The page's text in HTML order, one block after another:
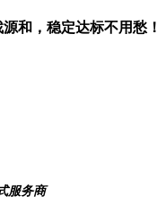
和，稳定达标不用愁！
服务商